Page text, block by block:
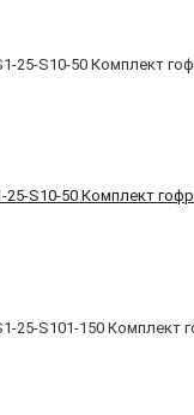
25-S10-50 Комплект гофр